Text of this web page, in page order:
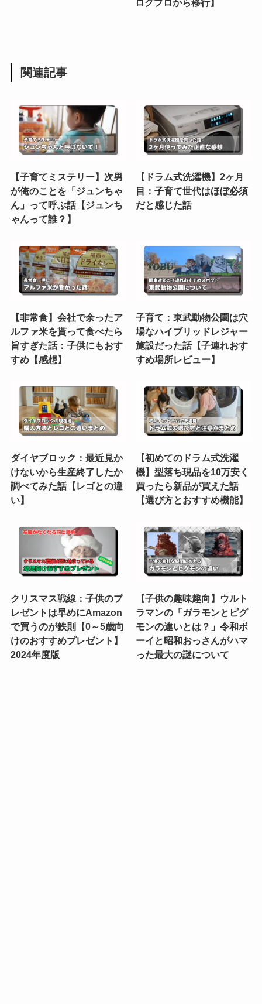
ログプロから移行】
関連記事
【子育てミステリー】次男
が俺のことを「ジュンちゃ
ん」って呼ぶ話【ジュンち
ゃんって誰？】
【ドラム式洗濯機】2ヶ月
目：子育て世代はほぼ必須
だと感じた話
【非常食】会社で余ったア
ルファ米を貰って食べたら
旨すぎた話：子供にもおす
すめ【感想】
子育て：東武動物公園は穴
場なハイブリッドレジャー
施設だった話【子連れおす
すめ場所レビュー】
ダイヤブロック：最近見か
けないから生産終了したか
調べてみた話【レゴとの違
い】
【初めてのドラム式洗濯
機】型落ち現品を10万安く
買ったら新品が買えた話
【選び方とおすすめ機能】
クリスマス戦線：子供のプ
レゼントは早めにAmazon
で買うのが鉄則【0～5歳向
けのおすすめプレゼント】
2024年度版
【子供の趣味趣向】ウルト
ラマンの「ガラモンとピグ
モンの違いとは？」令和ボ
ーイと昭和おっさんがハマ
った最大の謎について